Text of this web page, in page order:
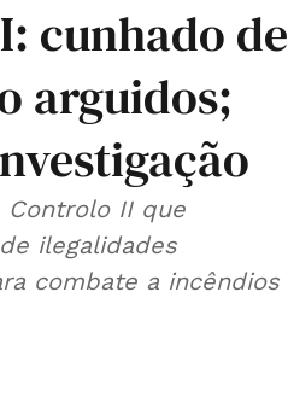
cunhado de
arguidos;
Controlo II que
ilegalidades
combate a incêndios